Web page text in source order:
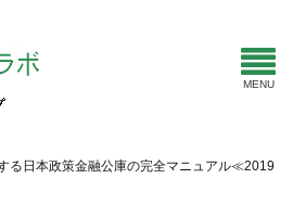
る日本政策金融公庫の完全マニュアル≪2019